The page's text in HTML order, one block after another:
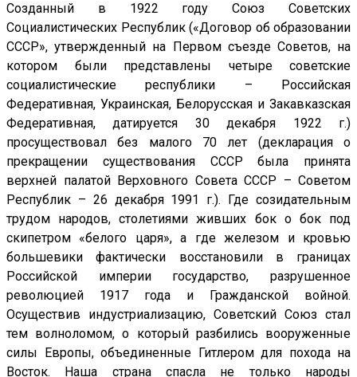
Созданный в 1922 году Союз Советских
Социалистических Республик («Договор об образовании
СССР», утвержденный на Первом съезде Советов, на
котором были представлены четыре советские
социалистические республики – Российская
Федеративная, Украинская, Белорусская и Закавказская
Федеративная, датируется 30 декабря 1922 г.)
просуществовал без малого 70 лет (декларация о
прекращении существования СССР была принята
верхней палатой Верховного Совета СССР – Советом
Республик – 26 декабря 1991 г.). Где созидательным
трудом народов, столетиями живших бок о бок под
скипетром «белого царя», а где железом и кровью
большевики фактически восстановили в границах
Российской империи государство, разрушенное
революцией 1917 года и Гражданской войной.
Осуществив индустриализацию, Советский Союз стал
тем волноломом, о который разбились вооруженные
силы Европы, объединенные Гитлером для похода на
Восток. Наша страна спасла не только народы